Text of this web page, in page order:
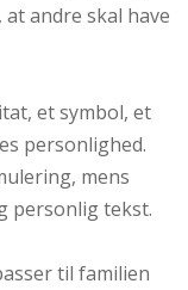
andre skal have
et symbol, et
personlighed.
mens
personlig tekst.
til familien